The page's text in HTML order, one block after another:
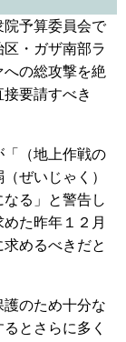
予算委員会で
・ガザ南部ラ
への総攻撃を絶
要請すべき
（地上作戦の
ぜいじゃく）
る」と警告し
た昨年１２月
めるべきだと
のため十分な
とさらに多く